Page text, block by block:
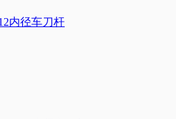
内径车刀杆